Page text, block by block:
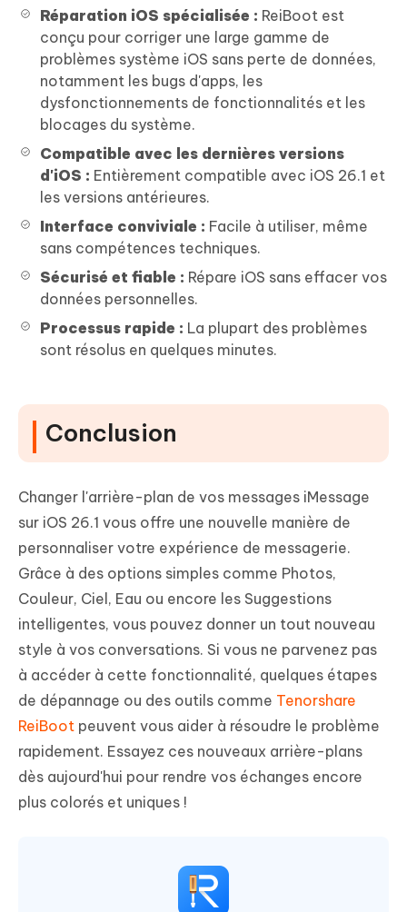
Réparation iOS spécialisée : ReiBoot est
conçu pour corriger une large gamme de
problèmes système iOS sans perte de données,
notamment les bugs d'apps, les
dysfonctionnements de fonctionnalités et les
blocages du système.
Compatible avec les dernières versions
d'iOS : Entièrement compatible avec iOS 26.1 et
les versions antérieures.
Interface conviviale : Facile à utiliser, même
sans compétences techniques.
Sécurisé et fiable : Répare iOS sans effacer vos
données personnelles.
Processus rapide : La plupart des problèmes
sont résolus en quelques minutes.
Conclusion
Changer l'arrière-plan de vos messages iMessage
sur iOS 26.1 vous offre une nouvelle manière de
personnaliser votre expérience de messagerie.
Grâce à des options simples comme Photos,
Couleur, Ciel, Eau ou encore les Suggestions
intelligentes, vous pouvez donner un tout nouveau
style à vos conversations. Si vous ne parvenez pas
à accéder à cette fonctionnalité, quelques étapes
de dépannage ou des outils comme Tenorshare
ReiBoot peuvent vous aider à résoudre le problème
rapidement. Essayez ces nouveaux arrière-plans
dès aujourd'hui pour rendre vos échanges encore
plus colorés et uniques !